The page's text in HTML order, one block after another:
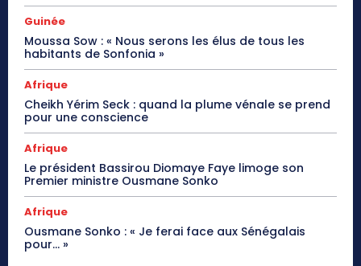
Guinée
Moussa Sow : « Nous serons les élus de tous les
habitants de Sonfonia »
Afrique
Cheikh Yérim Seck : quand la plume vénale se prend
pour une conscience
Afrique
Le président Bassirou Diomaye Faye limoge son
Premier ministre Ousmane Sonko
Afrique
Ousmane Sonko : « Je ferai face aux Sénégalais
pour… »